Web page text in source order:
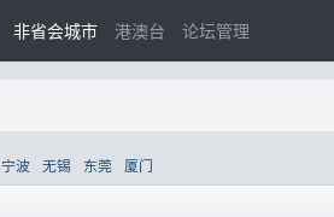
非省会城市 港澳台 论坛管理
宁波 无锡 东莞 厦门